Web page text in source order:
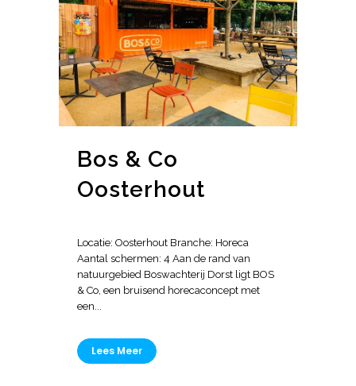
Bos & Co
Oosterhout
Locatie: Oosterhout Branche: Horeca
Aantal schermen: 4 Aan de rand van
natuurgebied Boswachterij Dorst ligt BOS
& Co, een bruisend horecaconcept met
een...
Lees Meer